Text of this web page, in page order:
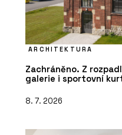
ARCHITEKTURA
Zachráněno. Z
galerie i sportovní
8. 7. 2026